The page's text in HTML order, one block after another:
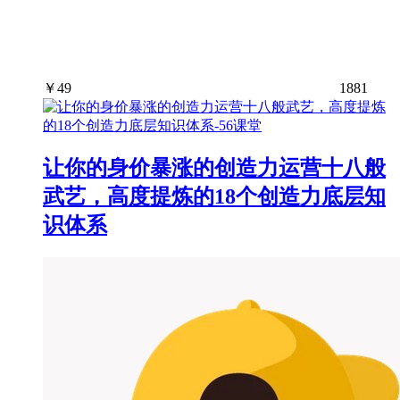
￥49 1881
让你的身价暴涨的创造力运营十八般
武艺，高度提炼的18个创造力底层知
识体系